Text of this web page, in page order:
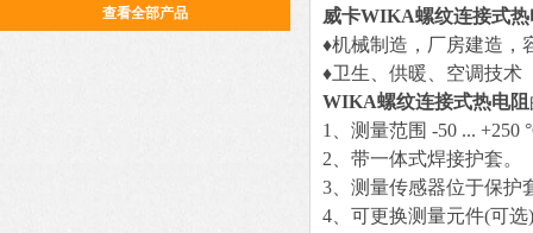
查看全部产品
威卡WIKA螺纹连接式热
♦机械制造，厂房建造，
♦卫生、供暖、空调技术
WIKA螺纹连接式热电阻
1、测量范围 -50 ... +250
2、带一体式焊接护套。
3、测量传感器位于保护
4、可更换测量元件(可选